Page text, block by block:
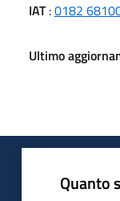
IAT:0182
Ultimo
Quanto